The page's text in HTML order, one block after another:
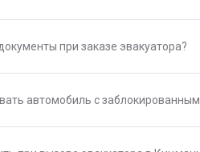
при заказе эвакуатора?
автомобиль с